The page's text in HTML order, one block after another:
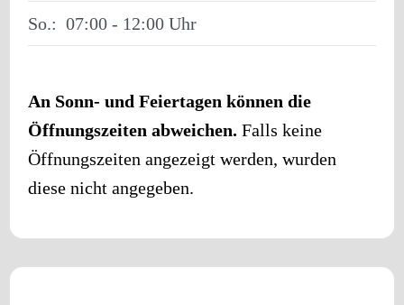
So.: 07:00 - 12:00
An Sonn- und Feiertagen können die
Öffnungszeiten abweichen. Falls keine
Öffnungszeiten angezeigt werden, wurden
diese nicht angegeben.